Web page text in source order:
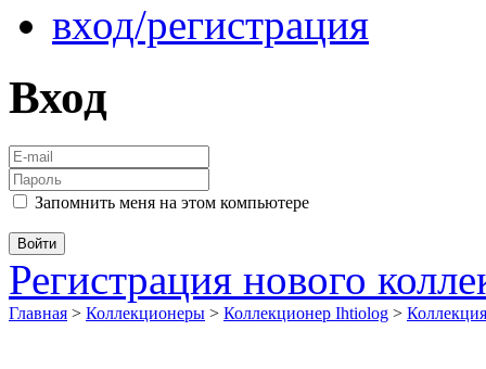
вход/регистрация
Вход
Запомнить меня на этом компьютере
Регистрация нового
Главная > Коллекционеры > Коллекционер Ihtiolog >